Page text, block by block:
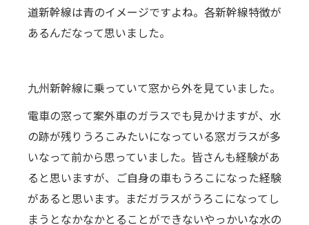
道新幹線は青のイメージですよね。各新幹線特徴が
あるんだなって思いました。
九州新幹線に乗っていて窓から外を見ていました。
電車の窓って案外車のガラスでも見かけますが、水
の跡が残りうろこみたいになっている窓ガラスが多
いなって前から思っていました。皆さんも経験があ
ると思いますが、ご自身の車もうろこになった経験
があると思います。まだガラスがうろこになってし
まうとなかなかとることができないやっかいな水の